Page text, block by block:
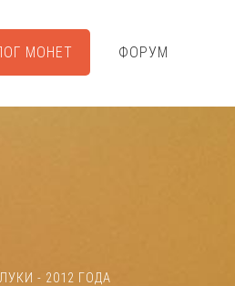
МОНЕТ ФОРУМ
- 2012 ГОДА